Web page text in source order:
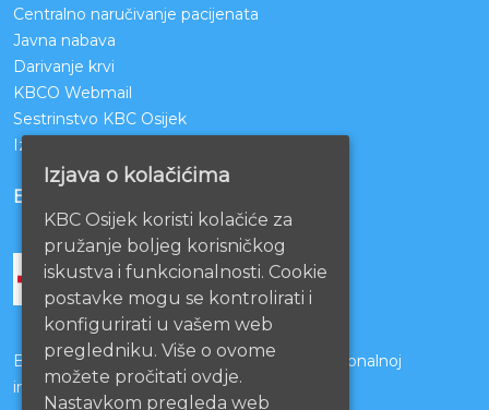
Centralno naručivanje pacijenata
Javna nabava
Darivanje krvi
KBCO Webmail
Sestrinstvo KBC Osijek
Izjava o pristupačnosti mrežnih stranica
BOLNICE PARTNERI
Bolnice s kojima je potpisan ugovor o funkcionalnoj
integraciji
Izjava o kolačićima
KBC Osijek koristi kolačiće za
pružanje boljeg korisničkog
iskustva i funkcionalnosti. Cookie
postavke mogu se kontrolirati i
konfigurirati u vašem web
pregledniku. Više o ovome
možete pročitati ovdje.
Nastavkom pregleda web